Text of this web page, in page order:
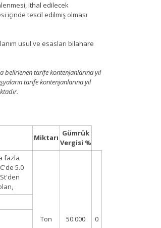
ithal edilecek
içinde tescil edilmiş olması
usul ve esasları bilahare
belirlenen tarife kontenjanlarına yıl
tarife kontenjanlarına yıl
Miktarı Gümrük
Vergisi %
fazla
5.0
Ton 50.000 0